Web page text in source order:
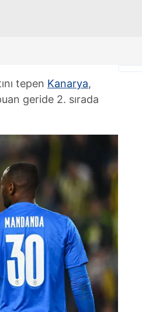
tepen Kanarya,
geride 2. sırada